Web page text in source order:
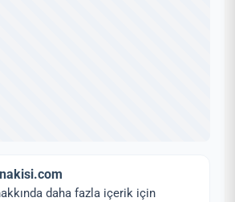
daha fazla içerik için